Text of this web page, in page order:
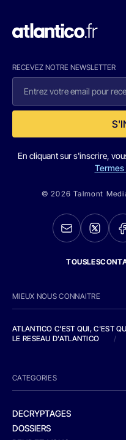
RECEVEZ NOTRE NEWSLETTER
En cliquant sur s'inscrire,
© 2026 Talmont
MIEUX NOUS CONNAITRE
ATLANTICO C'EST QUI, C'EST
LE RESEAU D'ATLANTICO
/
CATEGORIES
DECRYPTAGES
DOSSIERS